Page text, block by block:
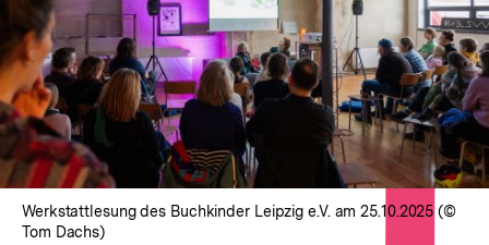
In
Lightbox
öffnen
Werkstattlesung des Buchkinder Leipzig e.V. am 25.10.2025 (©
Tom Dachs)